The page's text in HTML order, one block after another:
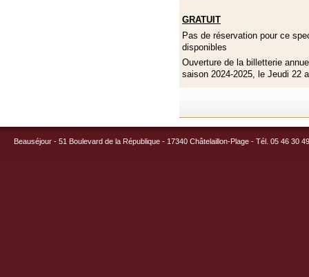
GRATUIT
Pas de réservation pour ce
disponibles
Ouverture de la billetterie
saison 2024-2025, le Jeudi 22
Beauséjour - 51 Boulevard de la République - 17340 Châtelaillon-Plage - Tél. 05 46 30